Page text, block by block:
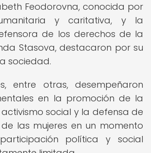
Feodorovna, conocida por
y caritativa, y la
de los derechos de la
Stasova, destacaron por su
sociedad.
entre otras, desempeñaron
en la promoción de la
social y la defensa de
las mujeres en un momento
política y social